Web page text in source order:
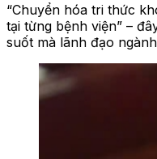
“Chuyển hóa tri thức
tại từng bệnh viện” –
suốt mà lãnh đạo